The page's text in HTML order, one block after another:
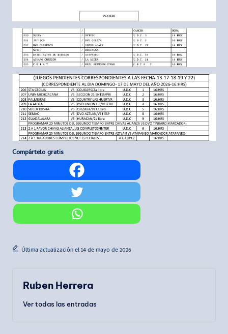
Compártelo gratis
Última actualización el 14 de mayo de 2026
Ruben Herrera
Ver todas las entradas